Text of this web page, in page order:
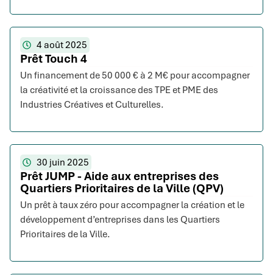
4 août 2025
Prêt Touch 4
Un financement de 50 000 € à 2 M€ pour accompagner
la créativité et la croissance des TPE et PME des
Industries Créatives et Culturelles.
30 juin 2025
Prêt JUMP - Aide aux entreprises des
Quartiers Prioritaires de la Ville (QPV)
Un prêt à taux zéro pour accompagner la création et le
développement d’entreprises dans les Quartiers
Prioritaires de la Ville.